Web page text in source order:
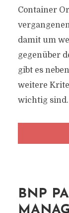
Container
damit um
gegenüber
gibt es
weitere
wichtig sind.
BNP